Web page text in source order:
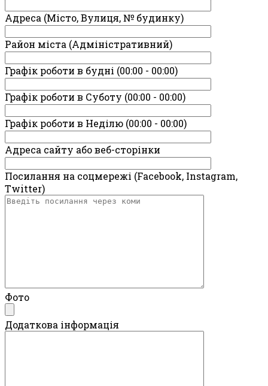
Адреса (Місто, Вулиця, № будинку)
Район міста (Адміністративний)
Графік роботи в будні (00:00 - 00:00)
Графік роботи в Суботу (00:00 - 00:00)
Графік роботи в Неділю (00:00 - 00:00)
Адреса сайту або веб-сторінки
Посилання на соцмережі (Facebook, Instagram,
Twitter)
Фото
Додаткова інформація